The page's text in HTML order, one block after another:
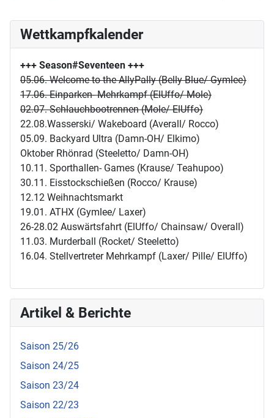
Wettkampfkalender
+++ Season#Seventeen +++
05.06. Welcome to the AllyPally (Belly Blue/ Gymlee)
17.06. Einparken- Mehrkampf (ElUffo/ Mole)
02.07. Schlauchbootrennen (Mole/ ElUffo)
22.08.Wasserski/ Wakeboard (Averall/ Rocco)
05.09. Backyard Ultra (Damn-OH/ Elkimo)
Oktober Rhönrad (Steeletto/ Damn-OH)
10.11. Sporthallen- Games (Krause/ Teahupoo)
30.11. Eisstockschießen (Rocco/ Krause)
12.12 Weihnachtsmarkt
19.01. ATHX (Gymlee/ Laxer)
26-28.02 Auswärtsfahrt (ElUffo/ Chainsaw/ Overall)
11.03. Murderball (Rocket/ Steeletto)
16.04. Stellvertreter Mehrkampf (Laxer/ Pille/ ElUffo)
Artikel & Berichte
Saison 25/26
Saison 24/25
Saison 23/24
Saison 22/23